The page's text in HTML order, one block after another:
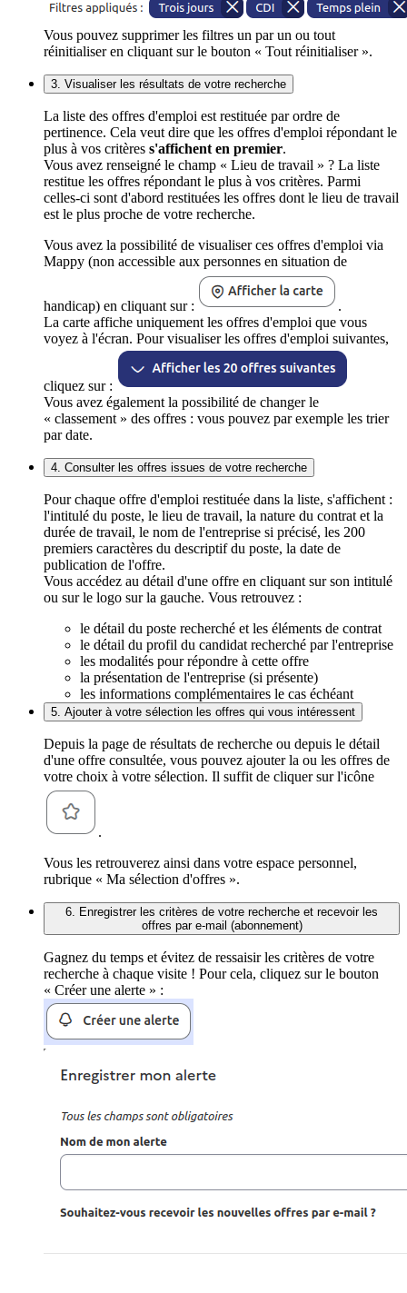
Vous pouvez supprimer les filtres un par un ou tout
réinitialiser en cliquant sur le bouton « Tout réinitialiser ».
3. Visualiser les résultats de votre recherche
La liste des offres d'emploi est restituée par ordre de
pertinence. Cela veut dire que les offres d'emploi répondant le
plus à vos critères s'affichent en premier.
Vous avez renseigné le champ « Lieu de travail » ? La liste
restitue les offres répondant le plus à vos critères. Parmi
celles-ci sont d'abord restituées les offres dont le lieu de travail
est le plus proche de votre recherche.
Vous avez la possibilité de visualiser ces offres d'emploi via
Mappy (non accessible aux personnes en situation de
handicap) en cliquant sur :
.
La carte affiche uniquement les offres d'emploi que vous
voyez à l'écran. Pour visualiser les offres d'emploi suivantes,
cliquez sur :
Vous avez également la possibilité de changer le
« classement » des offres : vous pouvez par exemple les trier
par date.
4. Consulter les offres issues de votre recherche
Pour chaque offre d'emploi restituée dans la liste, s'affichent :
l'intitulé du poste, le lieu de travail, la nature du contrat et la
durée de travail, le nom de l'entreprise si précisé, les 200
premiers caractères du descriptif du poste, la date de
publication de l'offre.
Vous accédez au détail d'une offre en cliquant sur son intitulé
ou sur le logo sur la gauche. Vous retrouvez :
le détail du poste recherché et les éléments de contrat
le détail du profil du candidat recherché par l'entreprise
les modalités pour répondre à cette offre
la présentation de l'entreprise (si présente)
les informations complémentaires le cas échéant
5. Ajouter à votre sélection les offres qui vous intéressent
Depuis la page de résultats de recherche ou depuis le détail
d'une offre consultée, vous pouvez ajouter la ou les offres de
votre choix à votre sélection. Il suffit de cliquer sur l'icône
.
Vous les retrouverez ainsi dans votre espace personnel,
rubrique « Ma sélection d'offres ».
6. Enregistrer les critères de votre recherche et recevoir les
offres par e-mail (abonnement)
Gagnez du temps et évitez de ressaisir les critères de votre
recherche à chaque visite ! Pour cela, cliquez sur le bouton
« Créer une alerte » :